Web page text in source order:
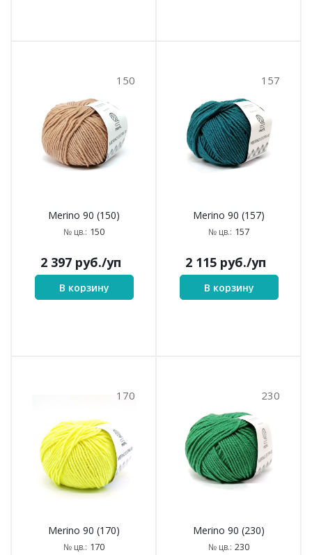
150
Merino 90 (150)
№ цв.: 150
2 397руб./уп
В корзину
157
Merino 90 (157)
№ цв.: 157
2 115руб./уп
В корзину
170
Merino 90 (170)
№ цв.: 170
230
Merino 90 (230)
№ цв.: 230